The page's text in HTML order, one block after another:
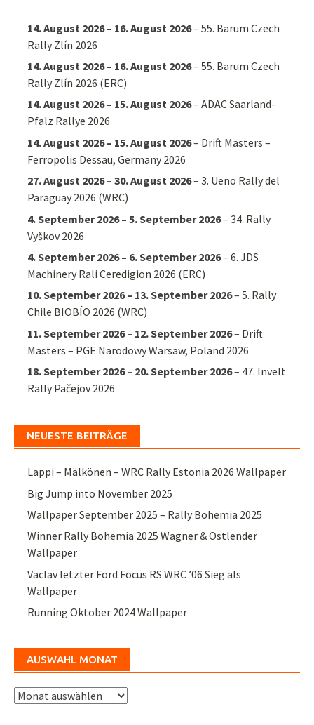
14. August 2026– 16. August 2026–55. Barum Czech
Rally Zlín 2026
14. August 2026– 16. August 2026–55. Barum Czech
Rally Zlín 2026 (ERC)
14. August 2026– 15. August 2026–ADAC Saarland-
Pfalz Rallye 2026
14. August 2026– 15. August 2026– Drift Masters –
Ferropolis Dessau, Germany 2026
27. August 2026– 30. August 2026–3. Ueno Rally del
Paraguay 2026 (WRC)
4. September 2026– 5. September 2026–34. Rally
Vyškov 2026
4. September 2026– 6. September 2026–6. JDS
Machinery Rali Ceredigion 2026 (ERC)
10. September 2026– 13. September 2026–5. Rally
Chile BIOBÍO 2026 (WRC)
11. September 2026– 12. September 2026– Drift
Masters – PGE Narodowy Warsaw, Poland 2026
18. September 2026– 20. September 2026– 47. Invelt
Rally Pačejov 2026
NEUESTE BEITRÄGE
Lappi – Mälkönen – WRC Rally Estonia 2026 Wallpaper
Big Jump into November 2025
Wallpaper September 2025 – Rally Bohemia 2025
Winner Rally Bohemia 2025 Wagner & Ostlender
Wallpaper
Vaclav letzter Ford Focus RS WRC ’06 Sieg als
Wallpaper
Running Oktober 2024 Wallpaper
AUSWAHL MONAT
Auswahl